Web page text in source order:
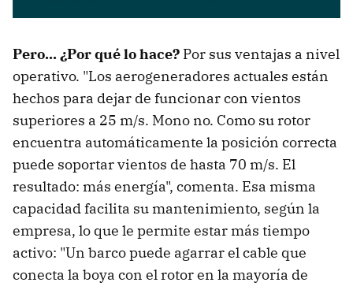
Pero... ¿Por qué lo hace? Por sus ventajas a nivel
operativo. "Los aerogeneradores actuales están
hechos para dejar de funcionar con vientos
superiores a 25 m/s. Mono no. Como su rotor
encuentra automáticamente la posición correcta
puede soportar vientos de hasta 70 m/s. El
resultado: más energía", comenta. Esa misma
capacidad facilita su mantenimiento, según la
empresa, lo que le permite estar más tiempo
activo: "Un barco puede agarrar el cable que
conecta la boya con el rotor en la mayoría de